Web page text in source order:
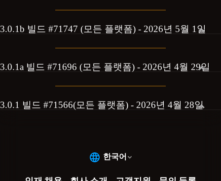
3.0.1b 빌드 #71747 (모든 플랫폼) - 2026년 5월 1일
3.0.1a 빌드 #71696 (모든 플랫폼) - 2026년 4월 29일
3.0.1 빌드 #71566(모든 플랫폼) - 2026년 4월 28일